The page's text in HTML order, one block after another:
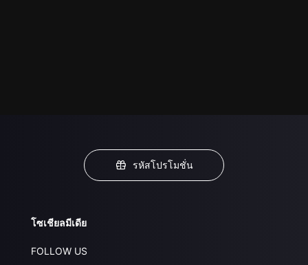
รหัสโปรโมชั่น
โซเชียลมีเดีย
FOLLOW US